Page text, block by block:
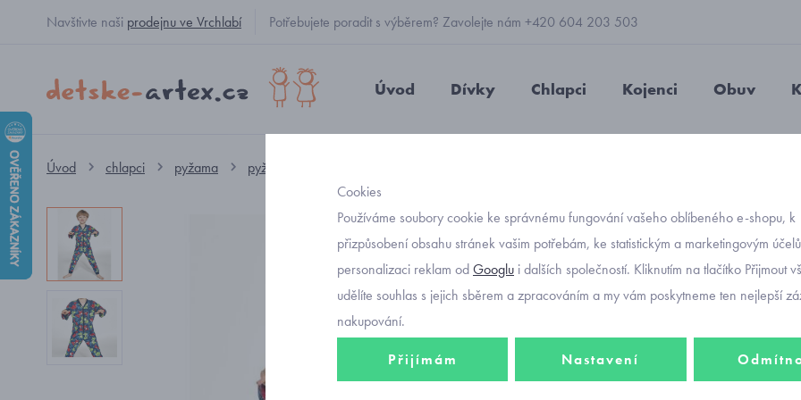
Navštivte naši prodejnu ve Vrchlabí Potřebujete poradit s výběrem? Zavolejte nám +420 604 203 503
Úvod Dívky Chlapci Kojenci Obuv
Úvod chlapci pyžama pyžamo
Objednávací
Dino 3
624
Cookies
Používáme soubory cookie ke správnému fungování vašeho oblíbeného e-shopu, k
přizpůsobení obsahu stránek vašim potřebám, ke statistickým a marketingovým
personalizaci reklam odGooglu i dalších společností. Kliknutím na tlačítko Přijmout
udělíte souhlas s jejich sběrem a zpracováním a my vám poskytneme ten nejlepší
nakupování.
Přijímám Nastavení